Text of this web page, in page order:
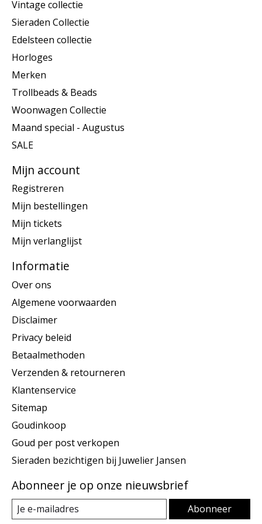
Vintage collectie
Sieraden Collectie
Edelsteen collectie
Horloges
Merken
Trollbeads & Beads
Woonwagen Collectie
Maand special - Augustus
SALE
Mijn account
Registreren
Mijn bestellingen
Mijn tickets
Mijn verlanglijst
Informatie
Over ons
Algemene voorwaarden
Disclaimer
Privacy beleid
Betaalmethoden
Verzenden & retourneren
Klantenservice
Sitemap
Goudinkoop
Goud per post verkopen
Sieraden bezichtigen bij Juwelier Jansen
Abonneer je op onze nieuwsbrief
Abonneer